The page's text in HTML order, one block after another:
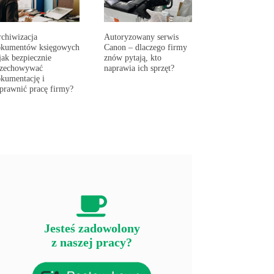
księgowych
bezpiecznie
i
pracę firmy?
Autoryzowany serwis
Canon – dlaczego firmy
znów pytają, kto
naprawia ich sprzęt?
Jesteś zadowolony
z naszej pracy?